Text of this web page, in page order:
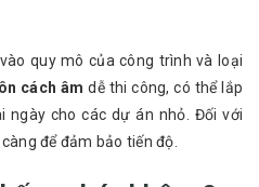
quy mô của công trình và loại
cách âm dễ thi công, có thể lắp
ngày cho các dự án nhỏ. Đối với
để đảm bảo tiến độ.